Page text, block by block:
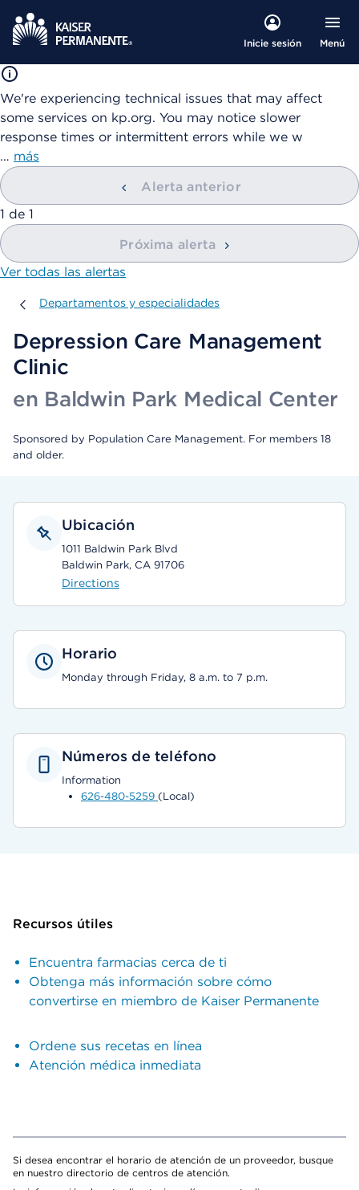
Inicie sesión Menú
We're experiencing technical issues that may affect
some services on kp.org. You may notice slower
response times or intermittent errors while we w
… más
Alerta anterior
mostrando
1 de 1
Próxima alerta
Ver todas las alertas
Departamentos y especialidades
Departamentos y especialidades
Depression Care Management
Clinic
en Baldwin Park Medical Center
Sponsored by Population Care Management. For members 18
and older.
Ubicación
1011 Baldwin Park Blvd
Baldwin Park, CA 91706
Directions
Horario
Monday through Friday, 8 a.m. to 7 p.m.
Números de teléfono
Information
626-480-5259 (Local)
Recursos útiles
Encuentra farmacias cerca de ti
Obtenga más información sobre cómo
convertirse en miembro de Kaiser Permanente
Ordene sus recetas en línea
Atención médica inmediata
Si desea encontrar el horario de atención de un proveedor, busque
en nuestro directorio de centros de atención.